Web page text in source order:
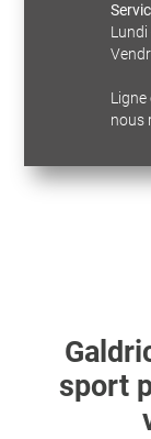
Lundi
Ligne
nous
sport